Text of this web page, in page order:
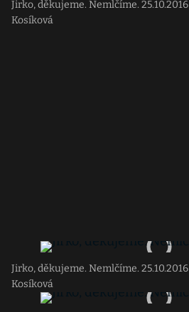
Jirko, děkujeme. Nemlčíme. 25.10.2016
Kosíková
Jirko, děkujeme. Nemlčíme. 25.10.2016
Kosíková